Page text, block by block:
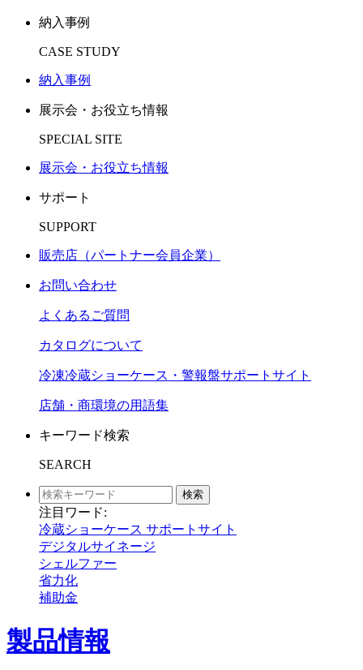
納入事例
CASE STUDY
納入事例
展示会・お役立ち情報
SPECIAL SITE
展示会・お役立ち情報
サポート
SUPPORT
販売店（パートナー会員企業）
お問い合わせ
よくあるご質問
カタログについて
冷凍冷蔵ショーケース・警報盤サポートサイト
店舗・商環境の用語集
キーワード検索
SEARCH
検索
注目ワード:
冷蔵ショーケース サポートサイト
デジタルサイネージ
シェルファー
省力化
補助金
製品情報